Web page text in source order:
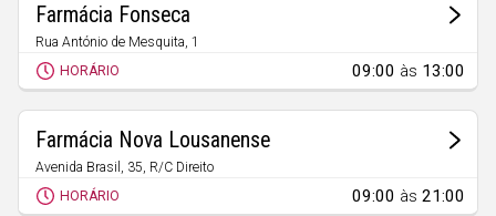
Évora
Faro
Leiria
Lisboa
Farmácia Fonseca
Rua António de Mesquita, 1
Lousã
HORÁRIO 09:00 às 13:00
Farmácia Nova Lousanense
Avenida Brasil, 35, R/C Direito
Lousã
HORÁRIO 09:00 às21:00